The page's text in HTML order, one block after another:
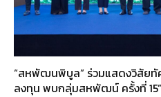
“สหพัฒนพิบูล” ร่วมแสดงวิสัยทัศ
ลงทุน พบกลุ่มสหพัฒน์ ครั้งที่ 15”